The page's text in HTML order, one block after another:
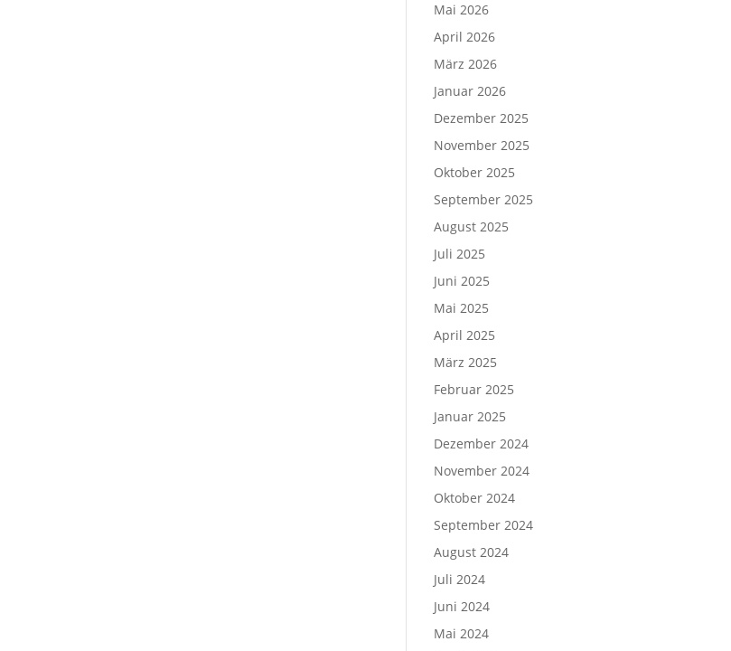
Mai 2026
April 2026
März 2026
Januar 2026
Dezember 2025
November 2025
Oktober 2025
September 2025
August 2025
Juli 2025
Juni 2025
Mai 2025
April 2025
März 2025
Februar 2025
Januar 2025
Dezember 2024
November 2024
Oktober 2024
September 2024
August 2024
Juli 2024
Juni 2024
Mai 2024